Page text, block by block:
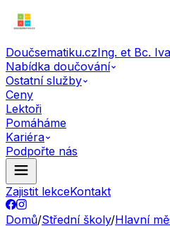
Doučsematiku.czIng. et Bc.
Nabídka doučování
Ostatní služby
Ceny
Lektoři
Pomáháme
Kariéra
Podpořte nás
Zajistit lekceKontakt
Domů/Střední školy/Hlavní